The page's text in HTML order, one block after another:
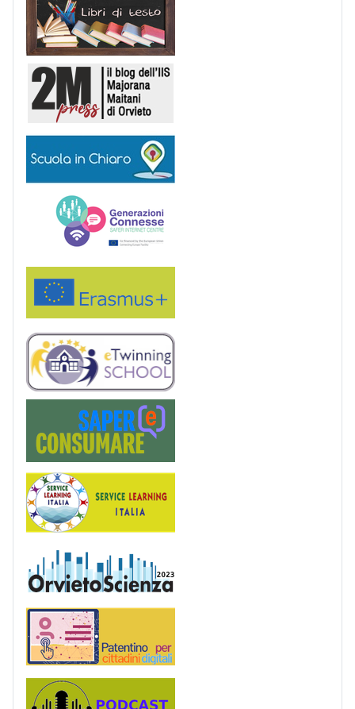
Scuola in chiaro
Erasmus+
eTwinning
Service Learning
Podcast